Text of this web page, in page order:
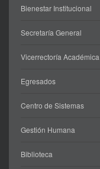
Bienestar Institucional
Secretaría General
Vicerrectoría Académica
Egresados
Centro de Sistemas
Gestión Humana
Biblioteca